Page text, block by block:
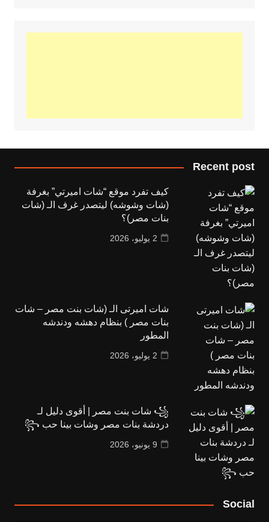
Recent post
كيف تفرد موقع “شات اميرتي” بغرفة
(شات وشوشه) ليتصدر غرف الـ (شات
بنات مصر)؟
2 يوليو، 2026
شات اميرتى الـ (شات بنت مصر – شات
بنات مصر ) بنظام دهشه ودندشه
المطور
2 يوليو، 2026
꧁ شات بنت مصر | أقوى دليل لـ
دردشة بنات مصر وشات بينا حب ꧂
9 يونيو، 2026
Social